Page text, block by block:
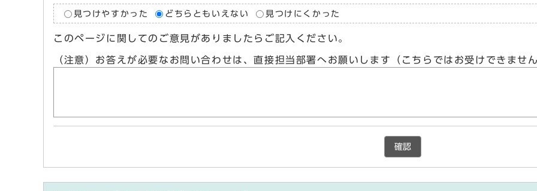
見つけやすかった どちらともいえない 見つけにくかった
このページに関してのご意見がありましたらご記入ください。
（注意）お答えが必要なお問い合わせは、直接担当部署へお願いします（こちらではお受けできませ
確認